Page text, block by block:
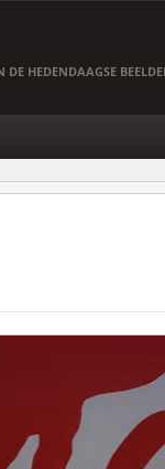
HEDENDAAGSE